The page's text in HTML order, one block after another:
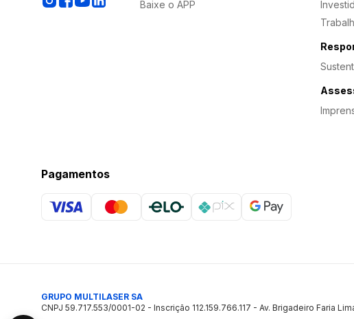
Baixe o APP
Pagamentos
GRUPO MULTILASER SA
CNPJ 59.717.553/0001-02 - Inscrição 112.159.766.117 - Av. Brigadeiro Faria